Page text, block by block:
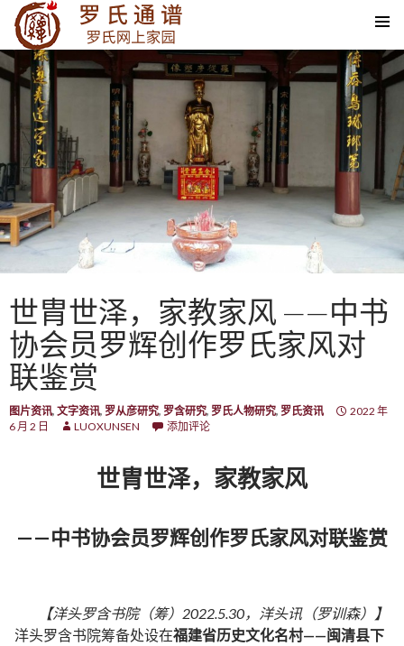
SKIP TO CONTENT
世胄世泽，家教家风 ——中书
协会员罗辉创作罗氏家风对
联鉴赏
图片资讯, 文字资讯, 罗从彦研究, 罗含研究, 罗氏人物研究, 罗氏资讯
2022 年
6 月 2 日
LUOXUNSEN 添加评论
世胄世泽，家教家风
——中书协会员罗辉创作罗氏家风对联鉴赏
【洋头罗含书院（筹）2022.5.30，洋头讯（罗训森）】
洋头罗含书院筹备处设在福建省历史文化名村——闽清县下